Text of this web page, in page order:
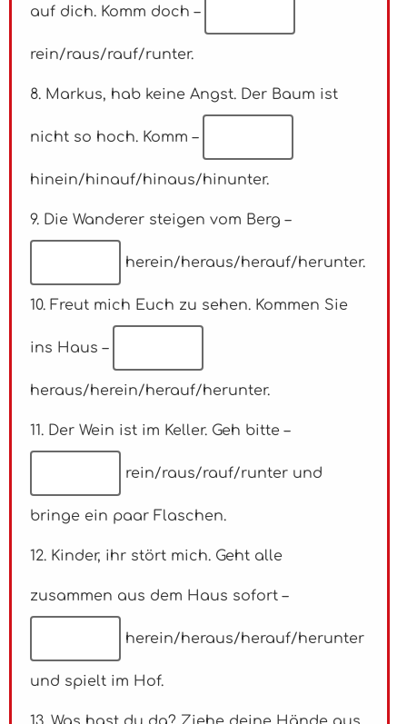
auf dich. Komm doch –
rein/raus/rauf/runter.
8. Markus, hab keine Angst. Der Baum ist
nicht so hoch. Komm –
hinein/hinauf/hinaus/hinunter.
9. Die Wanderer steigen vom Berg –
herein/heraus/herauf/herunter.
10. Freut mich Euch zu sehen. Kommen Sie
ins Haus –
heraus/herein/herauf/herunter.
11. Der Wein ist im Keller. Geh bitte –
rein/raus/rauf/runter und
bringe ein paar Flaschen.
12. Kinder, ihr stört mich. Geht alle
zusammen aus dem Haus sofort –
herein/heraus/herauf/herunter
und spielt im Hof.